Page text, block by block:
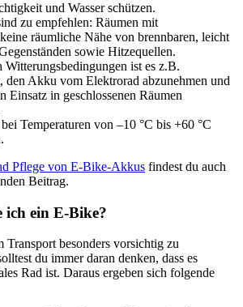
und Wasser schützen.
zu empfehlen: Räumen mit
räumliche Nähe von brennbaren, leicht
sowie Hitzequellen.
Witterungsbedingungen ist es z.B.
den Akku vom Elektrorad abzunehmen und
Einsatz in geschlossenen Räumen
Temperaturen von –10 °C bis +60 °C
Pflege von E-Bike-Akkus findest du auch
Beitrag.
ich ein E-Bike?
besonders vorsichtig zu
du immer daran denken, dass es
Rad ist. Daraus ergeben sich folgende